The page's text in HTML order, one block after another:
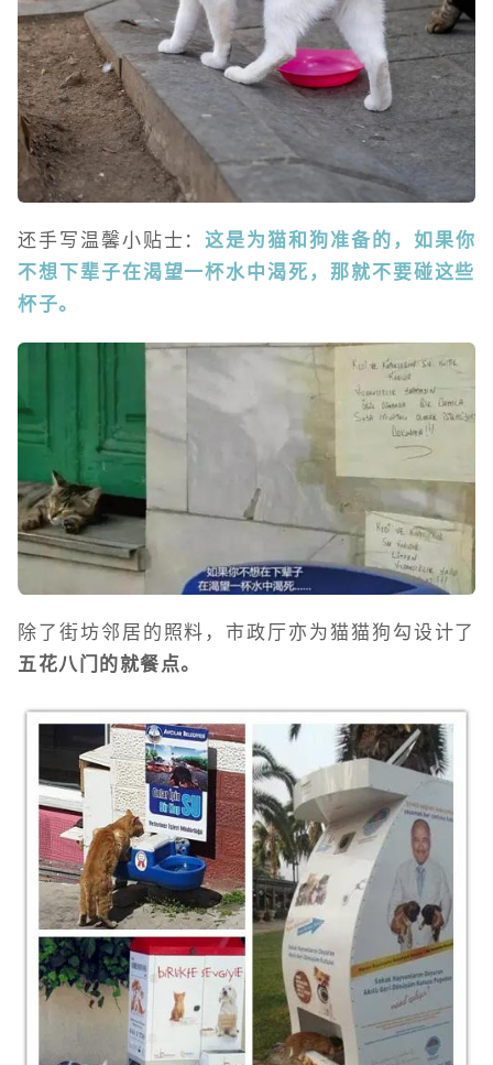
还手写温馨小贴士：这是为猫和狗准备的，如果你
不想下辈子在渴望一杯水中渴死，那就不要碰这些
杯子。
除了街坊邻居的照料，市政厅亦为猫猫狗勾设计了
五花八门的就餐点。